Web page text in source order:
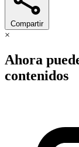
Compartir
×
Ahora
contenidos